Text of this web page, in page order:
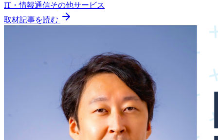
IT・情報通信その他サービス
取材記事を読む